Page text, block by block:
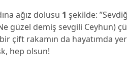
ağız dolusu 1 şekilde:
güzel demiş sevgili Ceyhun)
çift rakamın da hayatımda
hep olsun!